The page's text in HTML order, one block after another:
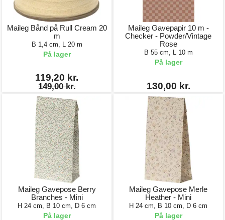
Maileg Bånd på Rull Cream 20
m
B 1,4 cm, L 20 m
På lager
119,20 kr.
149,00 kr.
Maileg Gavepapir 10 m -
Checker - Powder/Vintage
Rose
B 55 cm, L 10 m
På lager
130,00 kr.
Maileg Gavepose Berry
Branches - Mini
H 24 cm, B 10 cm, D 6 cm
På lager
Maileg Gavepose Merle
Heather - Mini
H 24 cm, B 10 cm, D 6 cm
På lager